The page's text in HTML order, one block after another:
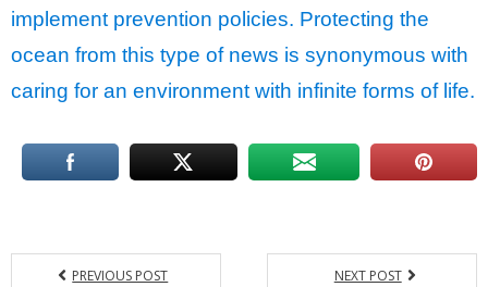
implement prevention policies. Protecting the
ocean from this type of news is synonymous with
caring for an environment with infinite forms of life.
PREVIOUS POST NEXT POST